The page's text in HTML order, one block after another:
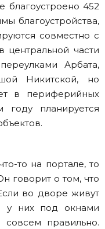
благоустроено 452
благоустройства,
совместно с
части
Арбата,
Никитской, но
в периферийных
планируется
то на портале, то
говорит о том, что
во дворе живут
них под окнами
совсем правильно.